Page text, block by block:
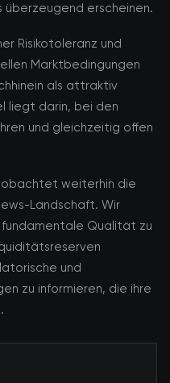
erscheinen.
Risikotoleranz und
Marktbedingungen
als attraktiv
liegt darin, bei den
und gleichzeitig offen
weiterhin die
Landschaft. Wir
Qualität zu
und
zu informieren, die ihre